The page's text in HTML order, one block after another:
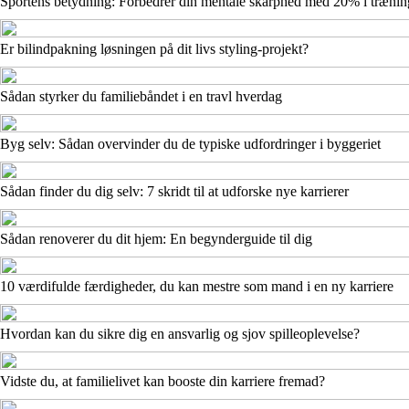
Er bilindpakning løsningen på dit livs styling-projekt?
Sådan styrker du familiebåndet i en travl hverdag
Byg selv: Sådan overvinder du de typiske udfordringer i byggeriet
Sådan finder du dig selv: 7 skridt til at udforske nye karrierer
Sådan renoverer du dit hjem: En begynderguide til dig
10 værdifulde færdigheder, du kan mestre som mand i en ny karriere
Hvordan kan du sikre dig en ansvarlig og sjov spilleoplevelse?
Vidste du, at familielivet kan booste din karriere fremad?